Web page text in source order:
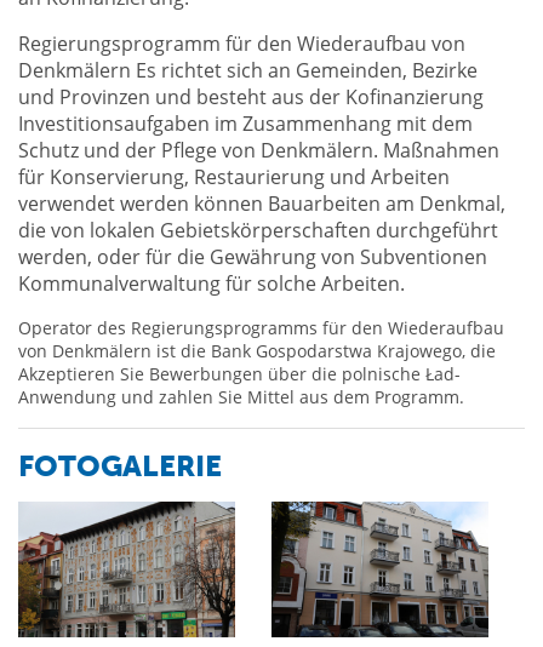
Regierungsprogramm für den Wiederaufbau von
Denkmälern Es richtet sich an Gemeinden, Bezirke
und Provinzen und besteht aus der Kofinanzierung
Investitionsaufgaben im Zusammenhang mit dem
Schutz und der Pflege von Denkmälern. Maßnahmen
für Konservierung, Restaurierung und Arbeiten
verwendet werden können Bauarbeiten am Denkmal,
die von lokalen Gebietskörperschaften durchgeführt
werden, oder für die Gewährung von Subventionen
Kommunalverwaltung für solche Arbeiten.
Operator des Regierungsprogramms für den Wiederaufbau
von Denkmälern ist die Bank Gospodarstwa Krajowego, die
Akzeptieren Sie Bewerbungen über die polnische Ład-
Anwendung und zahlen Sie Mittel aus dem Programm.
FOTOGALERIE